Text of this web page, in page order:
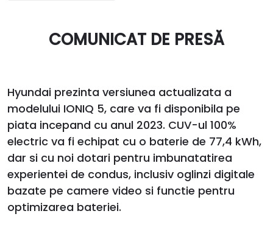
COMUNICAT DE PRESĂ
Hyundai prezinta versiunea actualizata a
modelului IONIQ 5, care va fi disponibila pe
piata incepand cu anul 2023. CUV-ul 100%
electric va fi echipat cu o baterie de 77,4 kWh,
dar si cu noi dotari pentru imbunatatirea
experientei de condus, inclusiv oglinzi digitale
bazate pe camere video si functie pentru
optimizarea bateriei.